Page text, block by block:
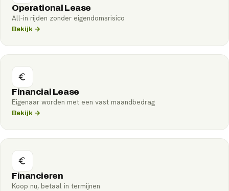
Operational Lease
All-in rijden zonder eigendomsrisico
Bekijk →
Financial Lease
Eigenaar worden met een vast maandbedrag
Bekijk →
Financieren
Koop nu, betaal in termijnen